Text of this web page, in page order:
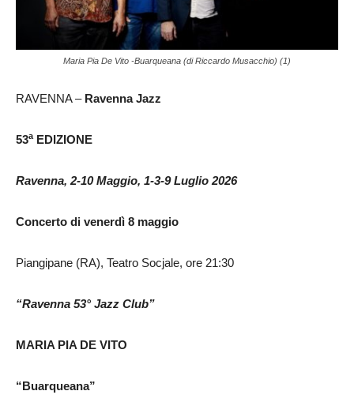
Maria Pia De Vito -Buarqueana (di Riccardo Musacchio) (1)
RAVENNA – Ravenna Jazz
53aEDIZIONE
Ravenna, 2-10 Maggio, 1-3-9 Luglio 2026
Concerto di venerdì 8 maggio
Piangipane (RA), Teatro Socjale, ore 21:30
“Ravenna 53° Jazz Club”
MARIA PIA DE VITO
“Buarqueana”